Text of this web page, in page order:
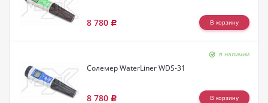
8 780 Р
в наличии
Солемер WaterLiner WDS-31
8 780 Р